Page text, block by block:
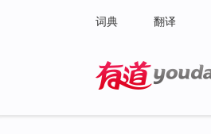
词典 翻译